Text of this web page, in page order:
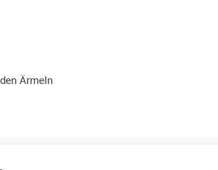
Ärmeln